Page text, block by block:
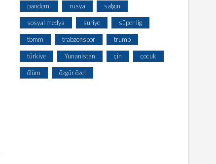
pandemi rusya salgın
sosyal medya suriye süper lig
tbmm trabzonspor trump
türkiye Yunanistan çin çocuk
ölüm özgür özel